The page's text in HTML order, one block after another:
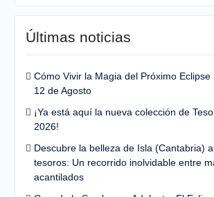
Últimas noticias
Cómo Vivir la Magia del Próximo Eclipse
12 de Agosto
¡Ya está aquí la nueva colección de
2026!
Descubre la belleza de Isla (Cantabria)
tesoros: Un recorrido inolvidable entre
acantilados